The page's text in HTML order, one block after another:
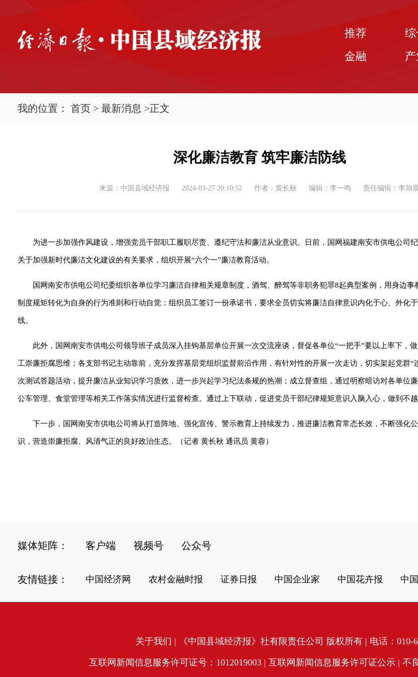
推荐
金融
我的位置： 首页 > 最新消息 >正文
深化廉洁教育 筑牢廉洁防线
来源：中国县域经济报 2024-03-27 20:10:52 作者：黄长秋 编辑：李一鸣 责任编辑：李旭
为进一步加强作风建设，增强党员干部职工履职尽责、遵纪守法和廉洁从业意识。日前，国网福建南安市供电公司
关于加强新时代廉洁文化建设的有关要求，组织开展“六个一”廉洁教育活动。
国网南安市供电公司纪委组织各单位学习廉洁自律相关规章制度，酒驾、醉驾等非职务犯罪8起典型案例，用身边事
制度规矩转化为自身的行为准则和行动自觉；组织员工签订一份承诺书，要求全员切实将廉洁自律意识内化于心、外化
线。
此外，国网南安市供电公司领导班子成员深入挂钩基层单位开展一次交流座谈，督促各单位“一把手”要以上率下，
工崇廉拒腐思维；各支部书记主动靠前，充分发挥基层党组织监督前沿作用，有针对性的开展一次走访，切实架起党群“
次测试答题活动，提升廉洁从业知识学习质效，进一步兴起学习纪法条规的热潮；成立督查组，通过明察暗访对各单位廉
公车管理、食堂管理等相关工作落实情况进行监督检查。通过上下联动，促进党员干部纪律规矩意识入脑入心，做到不越
下一步，国网南安市供电公司将从打造阵地、强化宣传、警示教育上持续发力，推进廉洁教育常态长效，不断强化
识，营造崇廉拒腐、风清气正的良好政治生态。（记者 黄长秋 通讯员 黄蓉）
媒体矩阵： 客户端 视频号 公众号
友情链接： 中国经济网 农村金融时报 证券日报 中国企业家 中国花卉报 中
关于我们 | 《中国县域经济报》社有限责任公司 版权所有 | 电话：010-
互联网新闻信息服务许可证号：1012019003 | 互联网新闻信息服务许可证公示| 不